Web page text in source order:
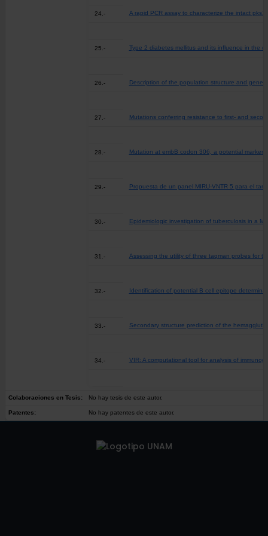
24.- A rapid PCR assay to characterize the intact
25.- Type 2 diabetes mellitus and its influence in the
26.- Description of the population structure and
27.- Mutations conferring resistance to first- and
28.- Mutation at embB codon 306, a potential marker
29.- Propuesta de un panel MIRU-VNTR 5 para el
30.- Epidemiologic investigation of tuberculosis in a
31.- Assessing the utility of three taqman probes for
32.- Identification of potential B cell epitope
33.- Secondary structure prediction of the
34.- VIR: A computational tool for analysis of
Colaboraciones en Tesis: No hay tesis de este autor.
Patentes: No hay patentes de este autor.